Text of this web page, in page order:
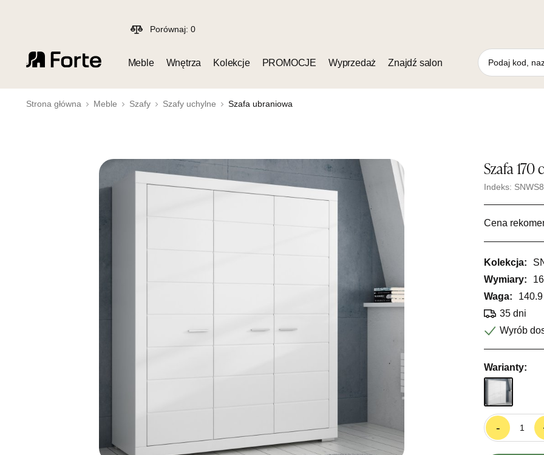
Porównaj: 0
Meble Wnętrza Kolekcje PROMOCJE Wyprzedaż Znajdź salon
Strona główna Meble Szafy Szafy uchylne Szafa ubraniowa
Szafa 170
Indeks:
Cena
Kolekcja:
Wymiary:
Waga:
35 dni
Wyrób
Warianty:
-